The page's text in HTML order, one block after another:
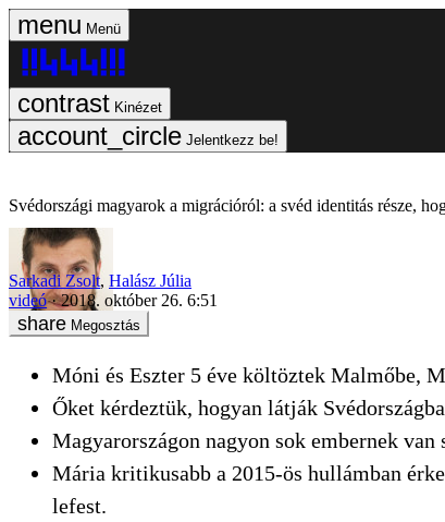
Menü
Kinézet
Jelentkezz be!
Svédországi magyarok a migrációról: a svéd identitás része,
Sarkadi Zsolt, Halász Júlia
videó
2018. október 26. 6:51
Megosztás
Móni és Eszter 5 éve költöztek Malmőbe,
Őket kérdeztük, hogyan látják
Magyarországon nagyon sok embernek
Mária kritikusabb a 2015-ös hullámban
lefest.